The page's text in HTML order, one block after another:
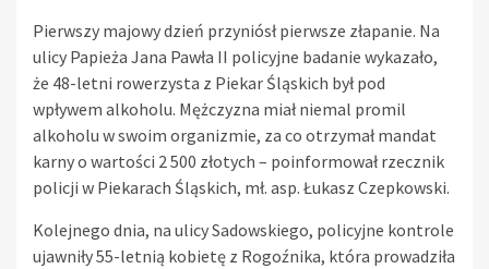
Pierwszy majowy dzień przyniósł pierwsze złapanie. Na
ulicy Papieża Jana Pawła II policyjne badanie wykazało,
że 48-letni rowerzysta z Piekar Śląskich był pod
wpływem alkoholu. Mężczyzna miał niemal promil
alkoholu w swoim organizmie, za co otrzymał mandat
karny o wartości 2 500 złotych – poinformował rzecznik
policji w Piekarach Śląskich, mł. asp. Łukasz Czepkowski.
Kolejnego dnia, na ulicy Sadowskiego, policyjne kontrole
ujawniły 55-letnią kobietę z Rogoźnika, która prowadziła